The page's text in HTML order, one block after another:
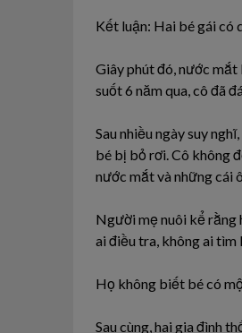
Kết luận: Hai bé gái có
Giây phút đó, nước
suốt 6 năm qua, cô đã
Sau nhiều ngày suy
bé bị bỏ rơi. Cô không
nước mắt và những cái
Người mẹ nuôi kể rằng
ai điều tra, không ai tìm
Họ không biết bé có
Sau cùng, hai gia đình